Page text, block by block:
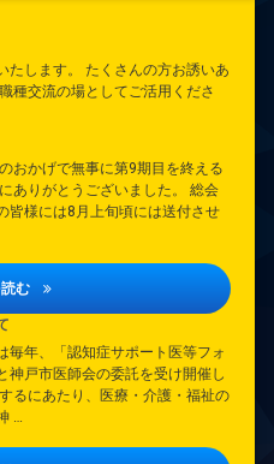
たします。 たくさんの方お誘いあ
種交流の場としてご活用くださ
おかげで無事に第9期目を終える
ありがとうございました。 総会
皆様には8月上旬頃には送付させ
む 2026年定時総会について
毎年、「認知症サポート医等フォ
神戸市医師会の委託を受け開催し
るにあたり、医療・介護・福祉の
…